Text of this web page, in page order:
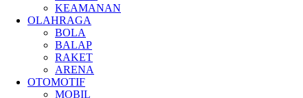
KEAMANAN
OLAHRAGA
BOLA
BALAP
RAKET
ARENA
OTOMOTIF
MOBIL